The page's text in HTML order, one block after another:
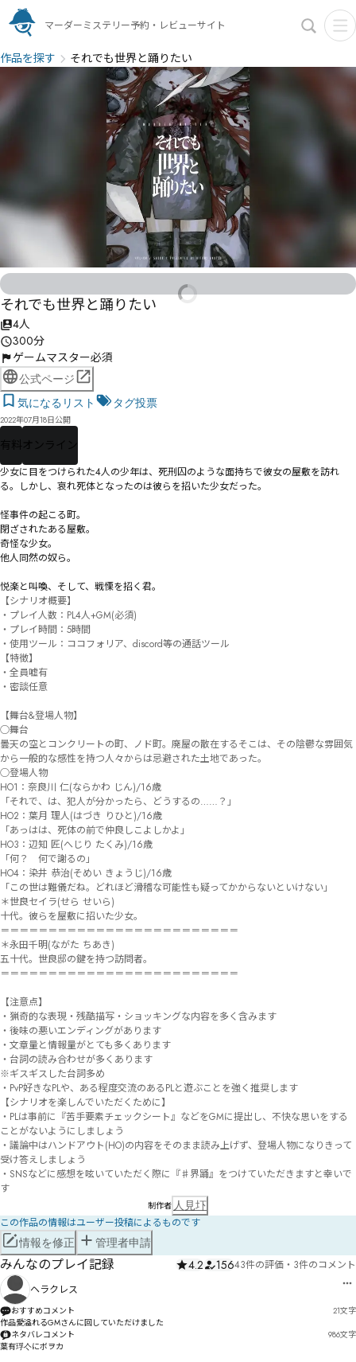
マーダーミステリー予約・レビューサイト
作品を探す それでも世界と踊りたい
それでも世界と踊りたい
4人
300分
ゲームマスター必須
公式ページ
気になるリスト
タグ投票
2022年07月18日公開
有料 オンライン
少女に目をつけられた4人の少年は、死刑囚のような面持ちで彼女の屋敷を訪れ
る。しかし、哀れ死体となったのは彼らを招いた少女だった。
怪事件の起こる町。
閉ざされたある屋敷。
奇怪な少女。
他人同然の奴ら。
悦楽と叫喚、そして、戦慄を招く君。
【シナリオ概要】
・プレイ人数：PL4人+GM(必須)
・プレイ時間：5時間
・使用ツール：ココフォリア、discord等の通話ツール
【特徴】
・全員嘘有
・密談任意
【舞台&登場人物】
○舞台
曇天の空とコンクリートの町、ノド町。廃屋の散在するそこは、その陰鬱な雰囲気
から一般的な感性を持つ人々からは忌避された土地であった。
○登場人物
HO1：奈良川 仁(ならかわ じん)/16歳
「それで、は、犯人が分かったら、どうするの……？」
HO2：葉月 理人(はづき りひと)/16歳
「あっはは、死体の前で仲良しこよしかよ」
HO3：辺知 匠(へじり たくみ)/16歳
「何？　何で謝るの」
HO4：染井 恭治(そめい きょうじ)/16歳
「この世は難儀だね。どれほど滑稽な可能性も疑ってかからないといけない」
＊世良セイラ(せら せいら)
十代。彼らを屋敷に招いた少女。
＝＝＝＝＝＝＝＝＝＝＝＝＝＝＝＝＝＝＝＝＝＝＝＝＝
＊永田千明(ながた ちあき)
五十代。世良邸の鍵を持つ訪問者。
＝＝＝＝＝＝＝＝＝＝＝＝＝＝＝＝＝＝＝＝＝＝＝＝＝
【注意点】
・猟奇的な表現・残酷描写・ショッキングな内容を多く含みます
・後味の悪いエンディングがあります
・文章量と情報量がとても多くあります
・台詞の読み合わせが多くあります
※ギスギスした台詞多め
・PvP好きなPLや、ある程度交流のあるPLと遊ぶことを強く推奨します
【シナリオを楽しんでいただくために】
・PLは事前に『苦手要素チェックシート』などをGMに提出し、不快な思いをする
ことがないようにしましょう
・議論中はハンドアウト(HO)の内容をそのまま読み上げず、登場人物になりきって
受け答えしましょう
・SNSなどに感想を呟いていただく際に『♯界踊』をつけていただきますと幸いで
す
制作者 人見圷
この作品の情報はユーザー投稿によるものです
情報を修正 管理者申請
みんなのプレイ記録 4.2 15643件の評価 ・ 3件のコメント
ヘラクレス
おすすめコメント 21文字
作品愛溢れるGMさんに回していただけました
ネタバレコメント
986文字
葉有琈亽にボヲカ